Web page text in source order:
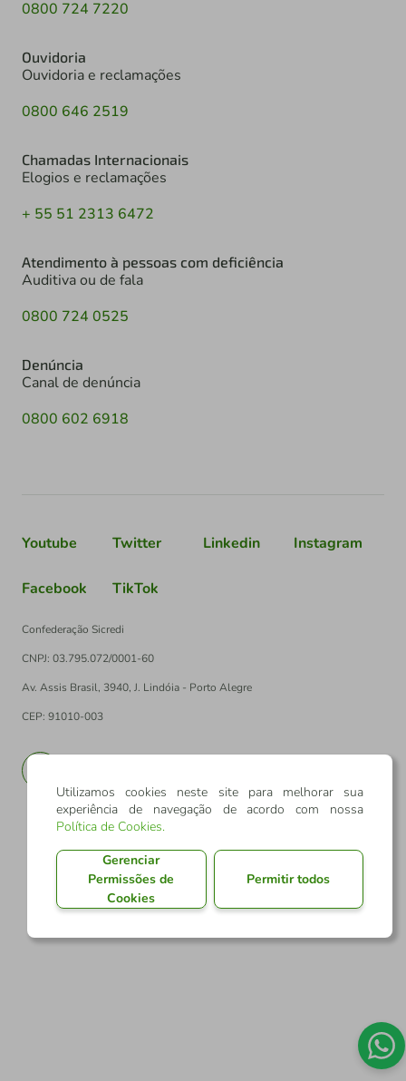
0800 724 7220
Ouvidoria
Ouvidoria e reclamações
0800 646 2519
Chamadas Internacionais
Elogios e reclamações
+ 55 51 2313 6472
Atendimento à pessoas com deficiência
Auditiva ou de fala
0800 724 0525
Denúncia
Canal de denúncia
0800 602 6918
Youtube Twitter Linkedin Instagram
Facebook TikTok
Confederação Sicredi
CNPJ: 03.795.072/0001-60
Av. Assis Brasil, 3940, J. Lindóia - Porto Alegre
CEP: 91010-003
Utilizamos cookies neste site para melhorar sua
experiência de navegação de acordo com nossa
Política de Cookies.
Gerenciar
Permissões de
Cookies
Permitir todos